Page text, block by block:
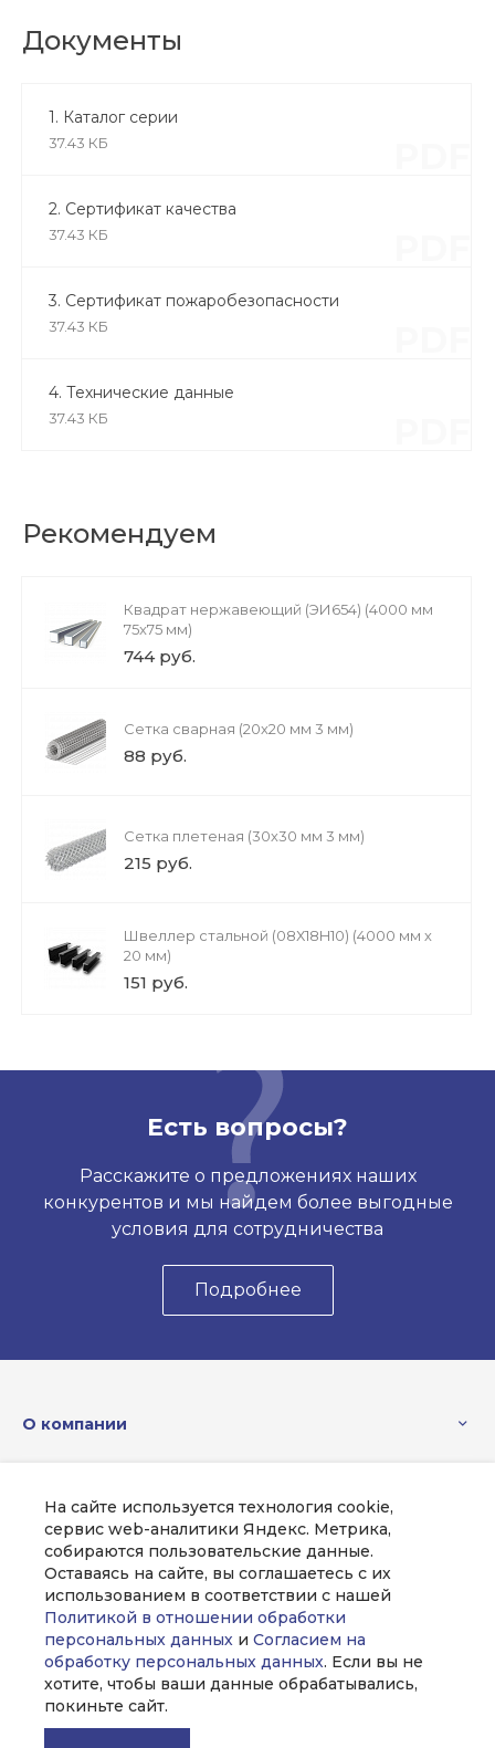
На сайте используется технология cookie,
сервис web-аналитики Яндекс. Метрика,
собираются пользовательские данные.
Оставаясь на сайте, вы соглашаетесь с их
использованием в соответствии с нашей
Политикой в отношении обработки
персональных данных и Согласием на
обработку персональных данных. Если вы не
хотите, чтобы ваши данные обрабатывались,
покиньте сайт.
Документы
1. Каталог серии
37.43 КБ
2. Сертификат качества
37.43 КБ
3. Сертификат пожаробезопасности
37.43 КБ
4. Технические данные
37.43 КБ
Рекомендуем
Квадрат нержавеющий (ЭИ654) (4000 мм
75x75 мм)
744 руб.
Сетка сварная (20х20 мм 3 мм)
88 руб.
Сетка плетеная (30х30 мм 3 мм)
215 руб.
Швеллер стальной (08Х18H10) (4000 мм х
20 мм)
151 руб.
Есть вопросы?
Расскажите о предложениях наших
конкурентов и мы найдем более выгодные
условия для сотрудничества
Подробнее
О компании
Помощь
sale@intecweb.ru
8 (351) 100-45-85 Заказать звонок